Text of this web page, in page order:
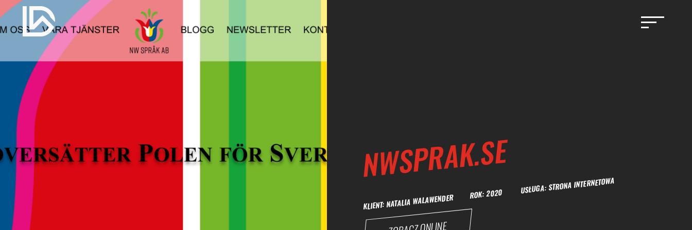
NWSPRAK.SE
KLIENT: NATALIA WALAWENDER ROK: 2020 USŁUGA: STRONA INTERNETOWA